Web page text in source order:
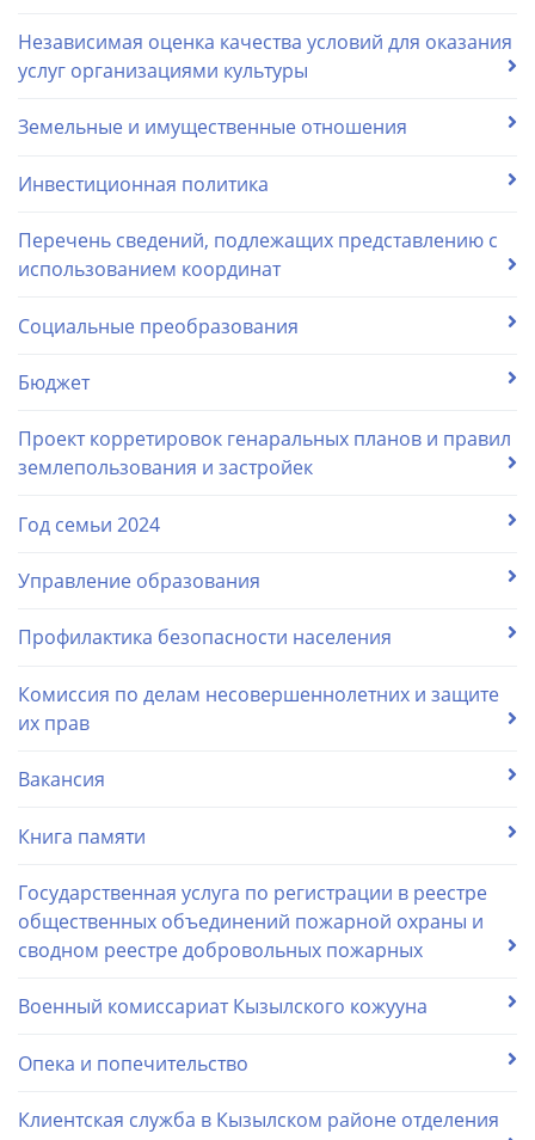
Независимая оценка качества условий для оказания
услуг организациями культуры
Земельные и имущественные отношения
Инвестиционная политика
Перечень сведений, подлежащих представлению с
использованием координат
Социальные преобразования
Бюджет
Проект корретировок генаральных планов и правил
землепользования и застройек
Год семьи 2024
Управление образования
Профилактика безопасности населения
Комиссия по делам несовершеннолетних и защите
их прав
Вакансия
Книга памяти
Государственная услуга по регистрации в реестре
общественных объединений пожарной охраны и
сводном реестре добровольных пожарных
Военный комиссариат Кызылского кожууна
Опека и попечительство
Клиентская служба в Кызылском районе отделения